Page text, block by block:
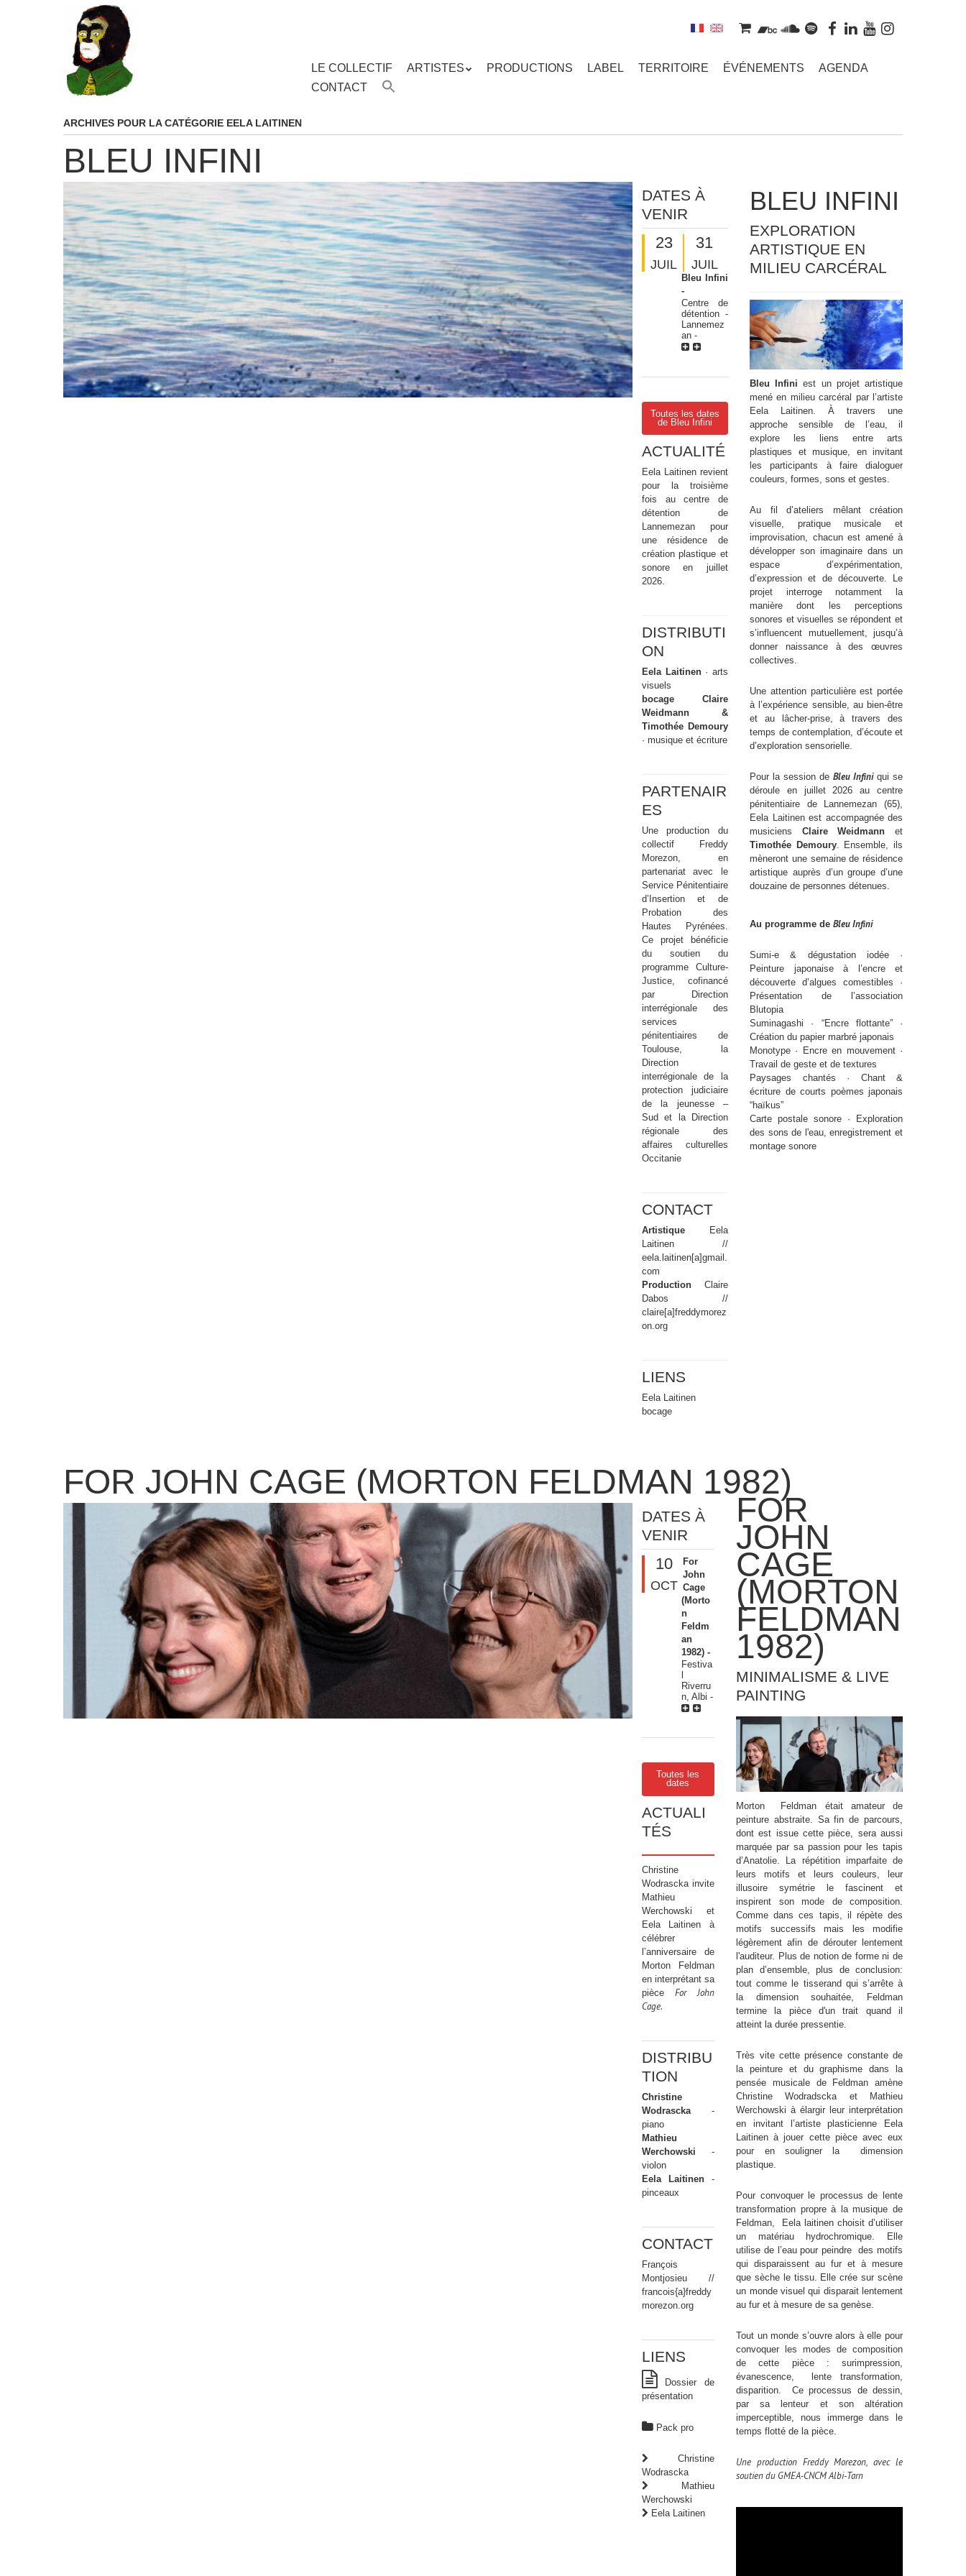
MENU
Aller
contenu
LE COLLECTIF ARTISTES PRODUCTIONS LABEL TERRITOIRE ÉVÉNEMENTS
AGENDA
CONTACT
ARCHIVES POUR LA CATÉGORIE EELA LAITINEN
BLEU INFINI
DATES À
VENIR
23
JUIL
31
JUIL
Bleu Infini
-
Centre de
détention -
Lannemez
an -
Toutes les dates
de Bleu Infini
ACTUALITÉ
Eela Laitinen revient
pour la troisième
fois au centre de
détention de
Lannemezan pour
une résidence de
création plastique et
sonore en juillet
2026.
DISTRIBUTI
ON
Eela Laitinen· arts
visuels
bocage Claire
Weidmann &
Timothée Demoury
· musique et écriture
PARTENAIR
ES
Une production du
collectif Freddy
Morezon, en
partenariat avec le
Service Pénitentiaire
d’Insertion et de
Probation des
Hautes Pyrénées.
Ce projet bénéficie
du soutien du
programme Culture-
Justice, cofinancé
par Direction
interrégionale des
services
pénitentiaires de
Toulouse, la
Direction
interrégionale de la
protection judiciaire
de la jeunesse –
Sud et la Direction
régionale des
affaires culturelles
Occitanie
CONTACT
Artistique
Eela
Laitinen //
eela.laitinen[a]gmail.
com
ProductionClaire
Dabos //
claire[a]freddymorez
on.org
LIENS
Eela Laitinen
bocage
BLEU INFINI
EXPLORATION
ARTISTIQUE EN
MILIEU CARCÉRAL
Bleu Infini est un projet artistique
mené en milieu carcéral par l’artiste
Eela Laitinen. À travers une
approche sensible de l’eau, il
explore les liens entre arts
plastiques et musique, en invitant
les participants à faire dialoguer
couleurs, formes, sons et gestes.
Au fil d’ateliers mêlant création
visuelle, pratique musicale et
improvisation, chacun est amené à
développer son imaginaire dans un
espace d’expérimentation,
d’expression et de découverte. Le
projet interroge notamment la
manière dont les perceptions
sonores et visuelles se répondent et
s’influencent mutuellement, jusqu’à
donner naissance à des œuvres
collectives.
Une attention particulière est portée
à l’expérience sensible, au bien-être
et au lâcher-prise, à travers des
temps de contemplation, d’écoute et
d’exploration sensorielle.
Pour la session deBleu Infini qui se
déroule en juillet 2026 au centre
pénitentiaire de Lannemezan (65),
Eela Laitinen est accompagnée des
musiciens Claire Weidmann et
Timothée Demoury. Ensemble, ils
mèneront une semaine de résidence
artistique auprès d’un groupe d’une
douzaine de personnes détenues.
Au programme deBleu Infini
Sumi-e & dégustation iodée ·
Peinture japonaise à l’encre et
découverte d’algues comestibles ·
Présentation de l’association
Blutopia
Suminagashi · “Encre flottante” ·
Création du papier marbré japonais
Monotype · Encre en mouvement ·
Travail de geste et de textures
Paysages chantés · Chant &
écriture de courts poèmes japonais
“haïkus”
Carte postale sonore · Exploration
des sons de l'eau, enregistrement et
montage sonore
FOR JOHN CAGE (MORTON FELDMAN 1982)
DATES À
VENIR
10
OCT
For
John
Cage
(Morto
n
Feldm
an
1982) -
Festiva
Riverru
n, Albi -
Toutes les
dates
ACTUALI
TÉS
Christine
Wodrascka invite
Mathieu
Werchowski et
Eela Laitinen à
célébrer
l’anniversaire de
Morton Feldman
en interprétant sa
pièceFor John
Cage.
DISTRIBU
TION
Christine
Wodrascka-
piano
Mathieu
Werchowski -
violon
Eela Laitinen-
pinceaux
CONTACT
François
Montjosieu //
francois{a}freddy
morezon.org
LIENS
Dossier de
présentation
Pack pro
Christine
Wodrascka
Mathieu
Werchowski
Eela Laitinen
FOR
JOHN
CAGE
(MORTON
FELDMAN
1982)
MINIMALISME & LIVE
PAINTING
Morton Feldman était amateur de
peinture abstraite. Sa fin de parcours,
dont est issue cette pièce, sera aussi
marquée par sa passion pour les tapis
d’Anatolie. La répétition imparfaite de
leurs motifs et leurs couleurs, leur
illusoire symétrie le fascinent et
inspirent son mode de composition.
Comme dans ces tapis, il répète des
motifs successifs mais les modifie
légèrement afin de dérouter lentement
l'auditeur. Plus de notion de forme ni de
plan d’ensemble, plus de conclusion:
tout comme le tisserand qui s’arrête à
la dimension souhaitée, Feldman
termine la pièce d'un trait quand il
atteint la durée pressentie.
Très vite cette présence constante de
la peinture et du graphisme dans la
pensée musicale de Feldman amène
Christine Wodradscka et Mathieu
Werchowski à élargir leur interprétation
en invitant l’artiste plasticienne Eela
Laitinen à jouer cette pièce avec eux
pour en souligner la dimension
plastique.
Pour convoquer le processus de lente
transformation propre à la musique de
Feldman, Eela laitinen choisit d’utiliser
un matériau hydrochromique. Elle
utilise de l’eau pour peindre des motifs
qui disparaissent au fur et à mesure
que sèche le tissu. Elle crée sur scène
un monde visuel qui disparait lentement
au fur et à mesure de sa genèse.
Tout un monde s’ouvre alors à elle pour
convoquer les modes de composition
de cette pièce : surimpression,
évanescence, lente transformation,
disparition. Ce processus de dessin,
par sa lenteur et son altération
imperceptible, nous immerge dans le
temps flotté de la pièce.
Une production Freddy Morezon, avec le
soutien du GMEA-CNCM Albi-Tarn